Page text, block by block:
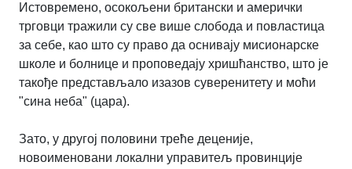
Истовремено, осокољени британски и амерички
трговци тражили су све више слобода и повластица
за себе, као што су право да оснивају мисионарске
школе и болнице и проповедају хришћанство, што је
такође представљало изазов суверенитету и моћи
"сина неба" (цара).
Зато, у другој половини треће деценије,
новоименовани локални управитељ провинције